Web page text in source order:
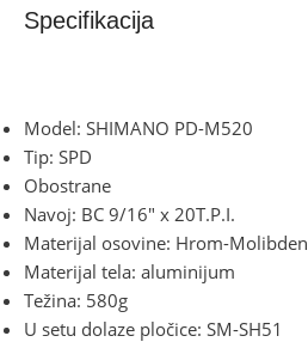
Specifikacija
Model: SHIMANO PD-M520
Tip: SPD
Obostrane
Navoj: BC 9/16″ x 20T.P.I.
Materijal osovine: Hrom-Molibden
Materijal tela: aluminijum
Težina: 580g
U setu dolaze pločice: SM-SH51